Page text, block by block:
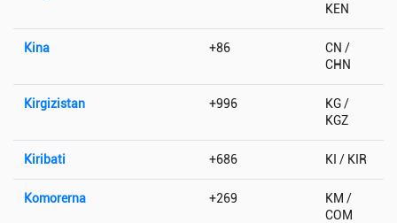
KEN
Kina +86
CN /
CHN
Kirgizistan +996
KG /
KGZ
Kiribati +686 KI / KIR
Komorerna +269
KM /
COM